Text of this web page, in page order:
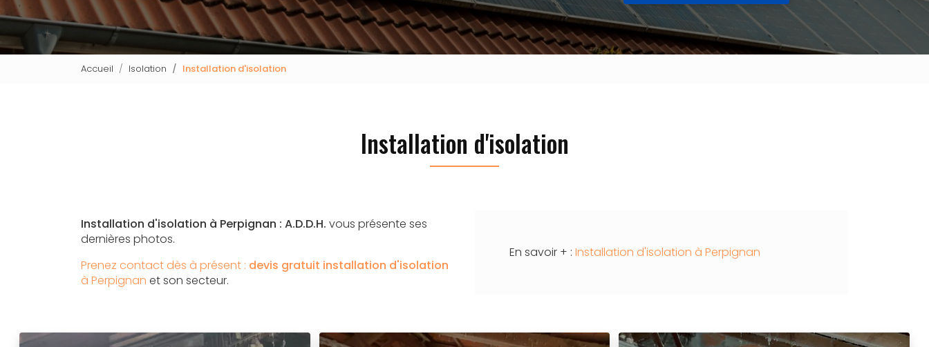
Accueil Isolation Installation d'isolation
Installation d'isolation
Installation d'isolation à Perpignan : A.D.D.H. vous présente ses
dernières photos.
Prenez contact dès à présent : devis gratuit installation d'isolation
à Perpignan et son secteur.
En savoir + : Installation d'isolation à Perpignan